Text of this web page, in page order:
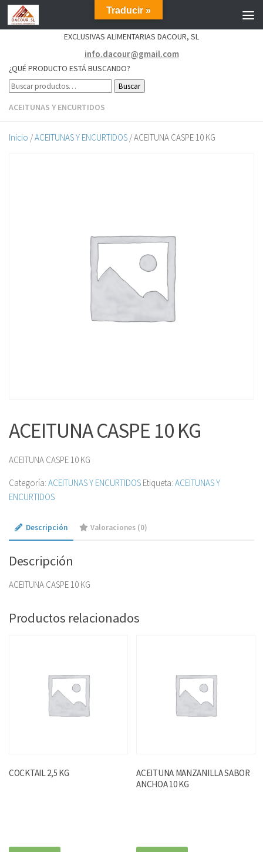
EXCLUSIVAS ALIMENTARIAS DACOUR, SL
info.dacour@gmail.com
¿QUÉ PRODUCTO ESTÁ BUSCANDO?
Buscar
ACEITUNAS Y ENCURTIDOS
Inicio /ACEITUNAS Y ENCURTIDOS / ACEITUNA CASPE 10 KG
ACEITUNA CASPE 10 KG
ACEITUNA CASPE 10 KG
Categoría: ACEITUNAS Y ENCURTIDOS Etiqueta: ACEITUNAS Y
ENCURTIDOS
Descripción Valoraciones (0)
Descripción
ACEITUNA CASPE 10 KG
Productos relacionados
COCKTAIL 2,5 KG
ACEITUNA MANZANILLA SABOR
ANCHOA 10 KG
Traducir »